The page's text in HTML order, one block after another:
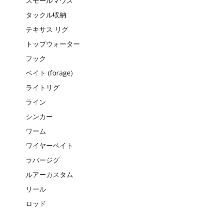
タックル収納
テキサス リグ
トップウォーター
フック
ベイト (forage)
ライトリグ
ライン
シンカー
ワーム
ワイヤーベイト
ラバージグ
ルアーカスタム
リール
ロッド